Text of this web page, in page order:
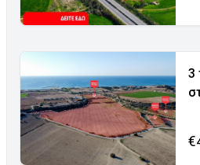
3